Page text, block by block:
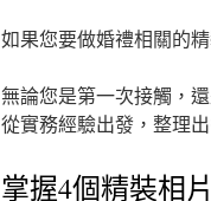
如果您要做婚禮相關的
無論您是第一次接觸，
從實務經驗出發，整理
掌握4個精裝相